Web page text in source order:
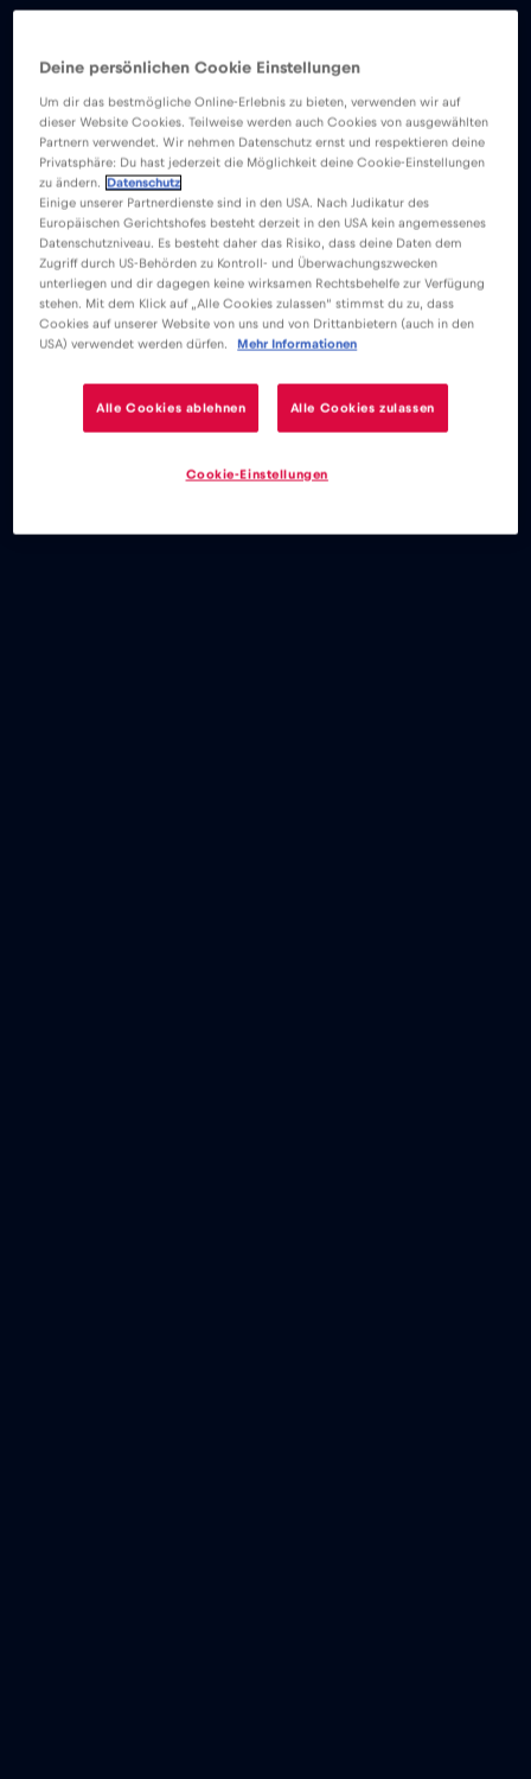
Deine persönlichen Cookie Einstellungen
Um dir das bestmögliche Online-Erlebnis zu bieten, verwenden wir auf
dieser Website Cookies. Teilweise werden auch Cookies von ausgewählten
Partnern verwendet. Wir nehmen Datenschutz ernst und respektieren deine
Privatsphäre: Du hast jederzeit die Möglichkeit deine Cookie-Einstellungen
zu ändern.
Datenschutz
Einige unserer Partnerdienste sind in den USA. Nach Judikatur des
Europäischen Gerichtshofes besteht derzeit in den USA kein angemessenes
Datenschutzniveau. Es besteht daher das Risiko, dass deine Daten dem
Zugriff durch US-Behörden zu Kontroll- und Überwachungszwecken
unterliegen und dir dagegen keine wirksamen Rechtsbehelfe zur Verfügung
stehen. Mit dem Klick auf „Alle Cookies zulassen“ stimmst du zu, dass
Cookies auf unserer Website von uns und von Drittanbietern (auch in den
USA) verwendet werden dürfen.
Mehr Informationen
Alle Cookies ablehnen Alle Cookies zulassen
Cookie-Einstellungen